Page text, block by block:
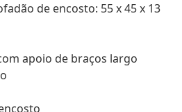
de encosto: 55 x 45 x 13
apoio de braços largo